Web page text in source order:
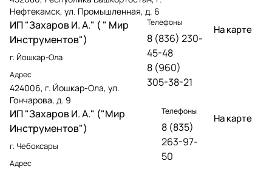
Нефтекамск, ул. Промышленная, д. 6
ИП "Захаров И. А." ( " Мир
Инструментов")
г. Йошкар-Ола
Адрес
424006, г. Йошкар-Ола, ул.
Гончарова, д. 9
Телефоны
8 (836) 230-
45-48
8 (960)
305-38-21
На карте
ИП "Захаров И. А." ("Мир
Инструментов")
г. Чебоксары
Адрес
Телефоны
8 (835)
263-97-
50
На карте